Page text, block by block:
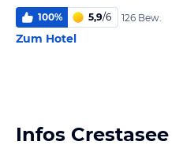
100% 5,9/6 126 Bew.
Zum Hotel
Infos Crestasee